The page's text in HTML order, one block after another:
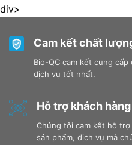
div>
Cam kết chất
Bio-QC cam kết cung
dịch vụ tốt nhất.
Hỗ trợ khách hàng
Chúng tôi cam kết hỗ
sản phẩm, dịch vụ mà